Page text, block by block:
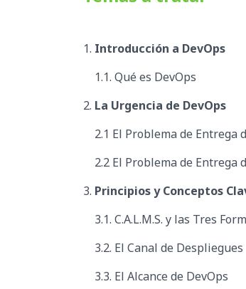
1. Introducción a DevOps
1.1. Qué es DevOps
2. La Urgencia de DevOps
2.1 El Problema de Entrega
2.2 El Problema de Entrega
3. Principios y Conceptos
3.1. C.A.L.M.S. y las Tres
3.2. El Canal de Despliegues
3.3. El Alcance de DevOps